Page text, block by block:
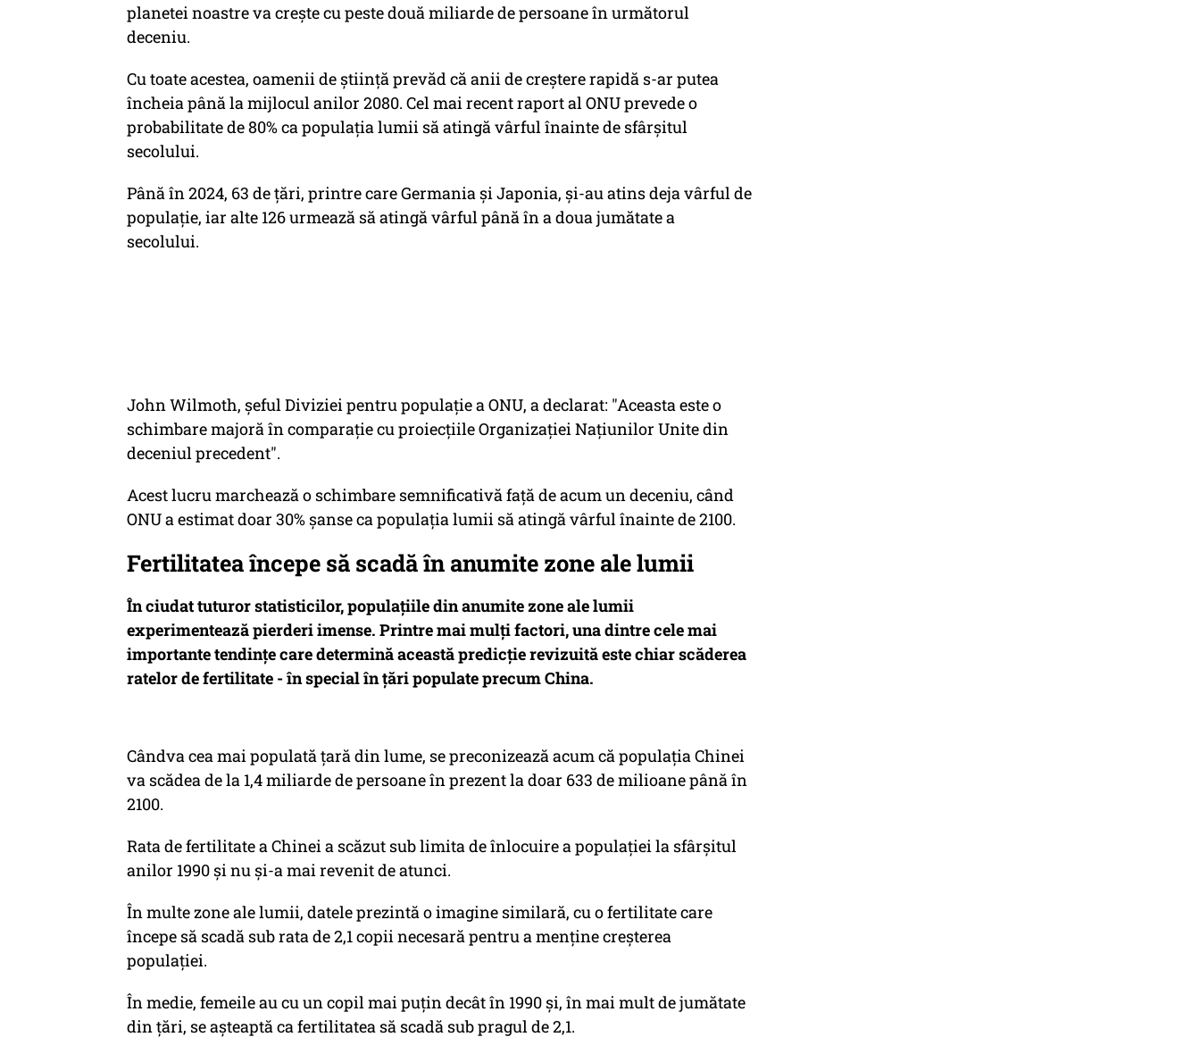
planetei noastre va crește cu peste două miliarde de persoane în următorul
deceniu.
Cu toate acestea, oamenii de știință prevăd că anii de creștere rapidă s-ar putea
încheia până la mijlocul anilor 2080. Cel mai recent raport al ONU prevede o
probabilitate de 80% ca populația lumii să atingă vârful înainte de sfârșitul
secolului.
Până în 2024, 63 de țări, printre care Germania și Japonia, și-au atins deja vârful de
populație, iar alte 126 urmează să atingă vârful până în a doua jumătate a
secolului.
John Wilmoth, șeful Diviziei pentru populație a ONU, a declarat: "Aceasta este o
schimbare majoră în comparație cu proiecțiile Organizației Națiunilor Unite din
deceniul precedent".
Acest lucru marchează o schimbare semnificativă față de acum un deceniu, când
ONU a estimat doar 30% șanse ca populația lumii să atingă vârful înainte de 2100.
Fertilitatea începe să scadă în anumite zone ale lumii
În ciudat tuturor statisticilor, populațiile din anumite zone ale lumii
experimentează pierderi imense. Printre mai mulți factori, una dintre cele mai
importante tendințe care determină această predicție revizuită este chiar scăderea
ratelor de fertilitate - în special în țări populate precum China.
Cândva cea mai populată țară din lume, se preconizează acum că populația Chinei
va scădea de la 1,4 miliarde de persoane în prezent la doar 633 de milioane până în
2100.
Rata de fertilitate a Chinei a scăzut sub limita de înlocuire a populației la sfârșitul
anilor 1990 și nu și-a mai revenit de atunci.
În multe zone ale lumii, datele prezintă o imagine similară, cu o fertilitate care
începe să scadă sub rata de 2,1 copii necesară pentru a menține creșterea
populației.
În medie, femeile au cu un copil mai puțin decât în 1990 și, în mai mult de jumătate
din țări, se așteaptă ca fertilitatea să scadă sub pragul de 2,1.